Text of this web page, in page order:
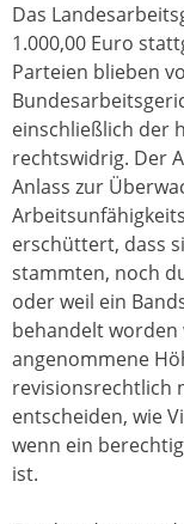
Das
1.000,00 Euro
Parteien blieben
einschließlich der
rechtswidrig. Der
Anlass zur
erschüttert, dass
stammten, noch
oder weil ein
behandelt worden
angenommene
revisionsrechtlich
entscheiden, wie
wenn ein
ist.